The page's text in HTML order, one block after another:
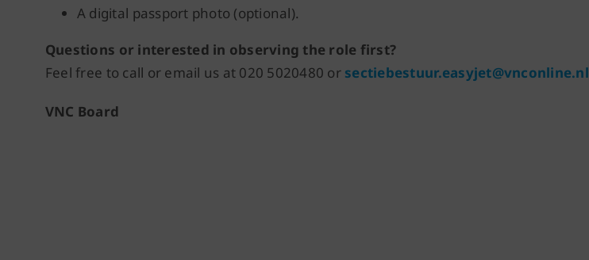
A digital passport photo (optional).
Questions or interested in observing the role first?
Feel free to call or email us at 020 5020480 or sectiebestuur.easyjet@vnconline.nl
VNC Board